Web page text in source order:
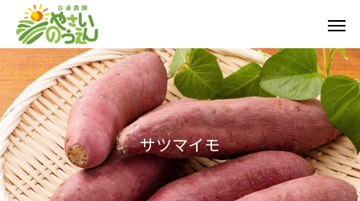
サツマイモ